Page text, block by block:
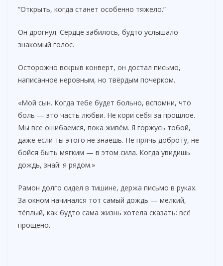
“Открыть, когда станет особенно тяжело.”
Он дрогнул. Сердце забилось, будто услышало
знакомый голос.
Осторожно вскрыв конверт, он достал письмо,
написанное неровным, но твёрдым почерком.
«Мой сын. Когда тебе будет больно, вспомни, что
боль — это часть любви. Не кори себя за прошлое.
Мы все ошибаемся, пока живём. Я горжусь тобой,
даже если ты этого не знаешь. Не прячь доброту, не
бойся быть мягким — в этом сила. Когда увидишь
дождь, знай: я рядом.»
Рамон долго сидел в тишине, держа письмо в руках.
За окном начинался тот самый дождь — мелкий,
тёплый, как будто сама жизнь хотела сказать: всё
прощено.